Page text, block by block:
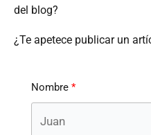
del blog?
¿Te apetece publicar un
Nombre